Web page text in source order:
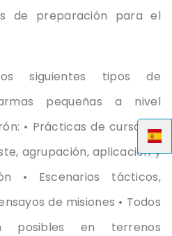
de preparación para el
siguientes tipos de
pequeñas a nivel
: • Prácticas decurso de
, agrupación, aplicacióny
• Escenarios tácticos,
de misiones • Todos
posibles en
terrenos